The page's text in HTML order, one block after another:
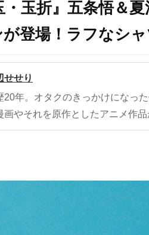
・玉折』五条悟＆
登場！ラフなシ
せせり
20年。オタクのきっかけになっ
画やそれを原作としたアニメ作品